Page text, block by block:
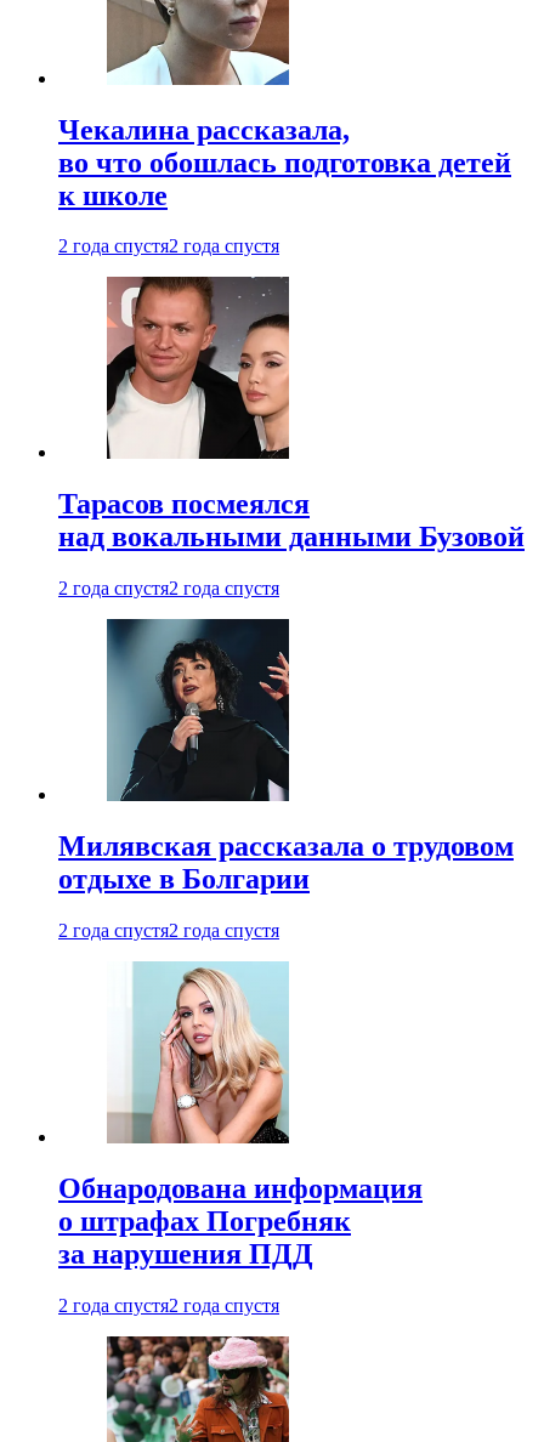
Чекалина рассказала,
во что обошлась подготовка детей
к школе
2 года спустя2 года спустя
Тарасов посмеялся
над вокальными данными Бузовой
2 года спустя2 года спустя
Милявская рассказала о трудовом
отдыхе в Болгарии
2 года спустя2 года спустя
Обнародована информация
о штрафах Погребняк
за нарушения ПДД
2 года спустя2 года спустя